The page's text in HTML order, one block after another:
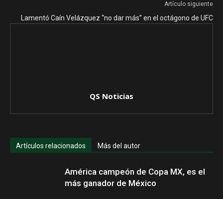
Artículo siguiente
Lamentó Caín Velázquez “no dar más” en el octágono de UFC
QS Noticias
Artículos relacionados Más del autor
América campeón de Copa MX, es el
más ganador de México